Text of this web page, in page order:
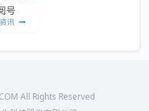
All Rights Reserved